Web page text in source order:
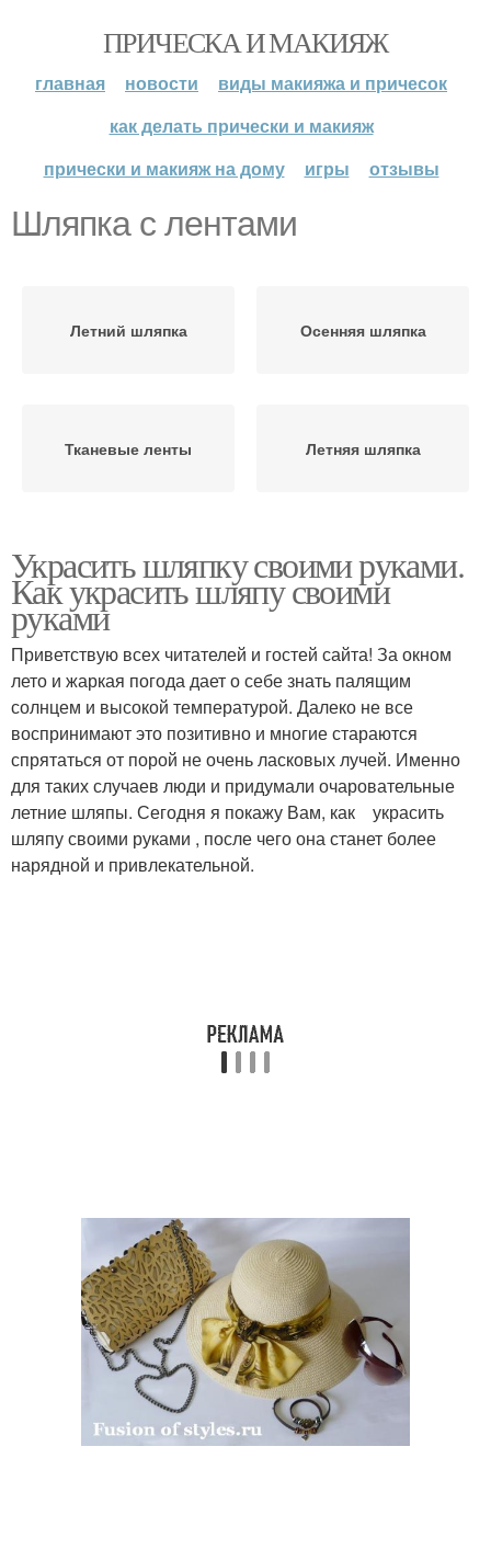
ПРИЧЕСКА И МАКИЯЖ
главная новости
виды макияжа и причесок
как делать прически и макияж
прически и макияж на дому
игры отзывы
Шляпка с лентами
Летний шляпка Осенняя шляпка
Тканевые ленты Летняя шляпка
Украсить шляпку своими руками.
Как украсить шляпу своими
руками
Приветствую всех читателей и гостей сайта! За окном
лето и жаркая погода дает о себе знать палящим
солнцем и высокой температурой. Далеко не все
воспринимают это позитивно и многие стараются
спрятаться от порой не очень ласковых лучей. Именно
для таких случаев люди и придумали очаровательные
летние шляпы. Сегодня я покажу Вам, как украсить
шляпу своими руками , после чего она станет более
нарядной и привлекательной.